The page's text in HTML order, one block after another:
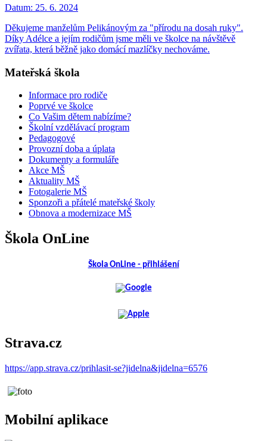
Datum: 25. 6. 2024
Děkujeme manželům Pelikánovým za "přírodu na dosah ruky".
Díky Adélce a jejím rodičům jsme měli ve školce na návštěvě
zvířata, která běžně jako domácí mazlíčky nechováme.
Mateřská škola
Informace pro rodiče
Poprvé ve školce
Co Vašim dětem nabízíme?
Školní vzdělávací program
Pedagogové
Provozní doba a úplata
Dokumenty a formuláře
Akce MŠ
Aktuality MŠ
Fotogalerie MŠ
Sponzoři a přátelé mateřské školy
Obnova a modernizace MŠ
Škola OnLine
Škola OnLine - přihlášení
Strava.cz
https://app.strava.cz/prihlasit-se?jidelna&jidelna=6576
Mobilní aplikace